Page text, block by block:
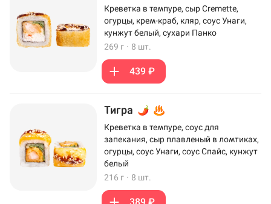
Креветка в темпуре, сыр Cremette,
огурцы, крем-краб, кляр, соус Унаги,
кунжут белый, сухари Панко
269 г · 8 шт.
439 ₽
Тигра
Креветка в темпуре, соус для
запекания, сыр плавленый в ломтиках,
огурцы, соус Унаги, соус Спайс, кунжут
белый
216 г · 8 шт.
389 ₽